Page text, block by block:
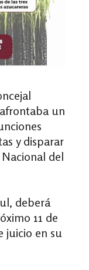
un
y disparar
del
deberá
11 de
juicio en su